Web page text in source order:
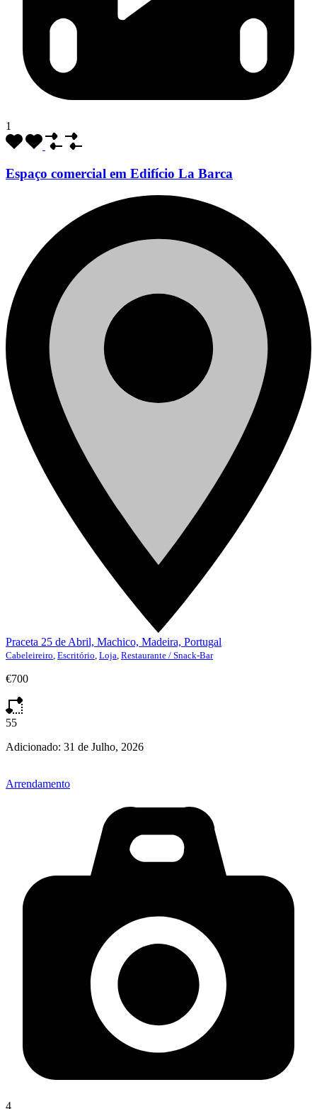
1
Espaço comercial em Edifício La Barca
Praceta 25 de Abril, Machico, Madeira, Portugal
Cabeleireiro Escritório Loja Restaurante / Snack-Bar
€700
55
Adicionado: 31 de Julho, 2026
Arrendamento
4